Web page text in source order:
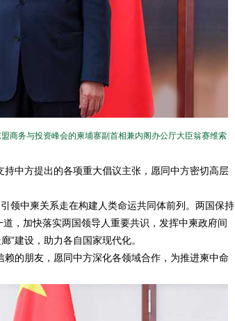
商务与投资峰会的柬埔寨副首相兼内阁办公厅大臣翁赛维索
中方提出的各项重大倡议主张，愿同中方密切高层
领中柬关系走在构建人类命运共同体前列。两国保持
，加快落实两国领导人重要共识，发挥中柬政府间
”建设，助力各自国家现代化。
的朋友，愿同中方深化各领域合作，为推进柬中命